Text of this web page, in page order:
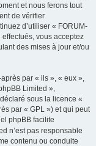
et nous ferons tout
de vérifier
d’utiliser « FORUM-
effectués, vous acceptez
des mises à jour et/ou
par « ils », « eux »,
Limited »,
sous la licence «
par « GPL ») et qui peut
phpBB facilite
n’est pas responsable
contenu ou conduite